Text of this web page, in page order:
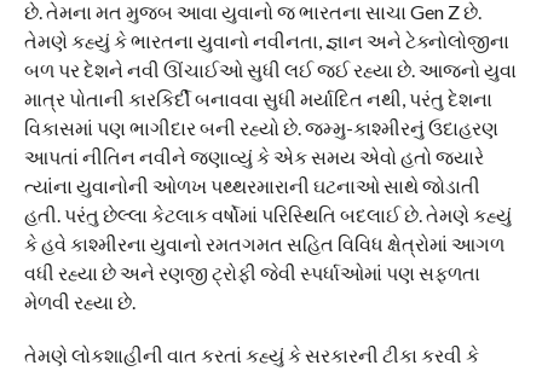
છે. તેમના મત મુજબ આવા યુવાનો જ ભારતના સાચા Gen Z છે.
તેમણે કહ્યું કે ભારતના યુવાનો નવીનતા, જ્ઞાન અને ટેક્નોલોજીના
બળ પર દેશને નવી ઊંચાઈઓ સુધી લઈ જઈ રહ્યા છે. આજનો યુવા
માત્ર પોતાની કારકિર્દી બનાવવા સુધી મર્યાદિત નથી, પરંતુ દેશના
વિકાસમાં પણ ભાગીદાર બની રહ્યો છે. જમ્મુ-કાશ્મીરનું ઉદાહરણ
આપતાં નીતિન નવીને જણાવ્યું કે એક સમય એવો હતો જ્યારે
ત્યાંના યુવાનોની ઓળખ પથ્થરમારાની ઘટનાઓ સાથે જોડાતી
હતી. પરંતુ છેલ્લા કેટલાક વર્ષોમાં પરિસ્થિતિ બદલાઈ છે. તેમણે કહ્યું
કે હવે કાશ્મીરના યુવાનો રમતગમત સહિત વિવિધ ક્ષેત્રોમાં આગળ
વધી રહ્યા છે અને રણજી ટ્રોફી જેવી સ્પર્ધાઓમાં પણ સફળતા
મેળવી રહ્યા છે.
તેમણે લોકશાહીની વાત કરતાં કહ્યું કે સરકારની ટીકા કરવી કે